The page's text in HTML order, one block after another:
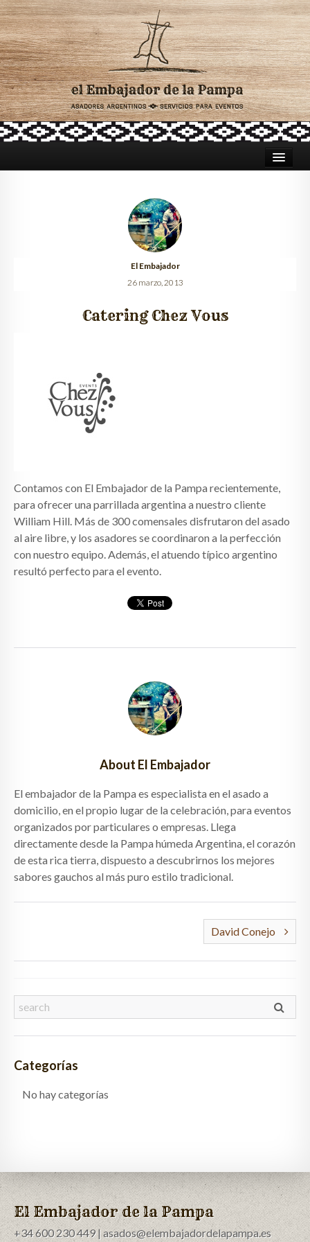
ASADORES PARA CATERING
TRADICIÓN ARGENTINA
GALERÍA
El Embajador
26 marzo, 2013
Catering Chez Vous
Contamos con El Embajador de la Pampa recientemente,
para ofrecer una parrillada argentina a nuestro cliente
William Hill. Más de 300 comensales disfrutaron del asado
al aire libre, y los asadores se coordinaron a la perfección
con nuestro equipo. Además, el atuendo típico argentino
resultó perfecto para el evento.
About El Embajador
El embajador de la Pampa es especialista en el asado a
domicilio, en el propio lugar de la celebración, para eventos
organizados por particulares o empresas. Llega
directamente desde la Pampa húmeda Argentina, el corazón
de esta rica tierra, dispuesto a descubrirnos los mejores
sabores gauchos al más puro estilo tradicional.
David Conejo
Categorías
No hay categorías
El Embajador de la Pampa
+34 600 230 449 | asados@elembajadordelapampa.es